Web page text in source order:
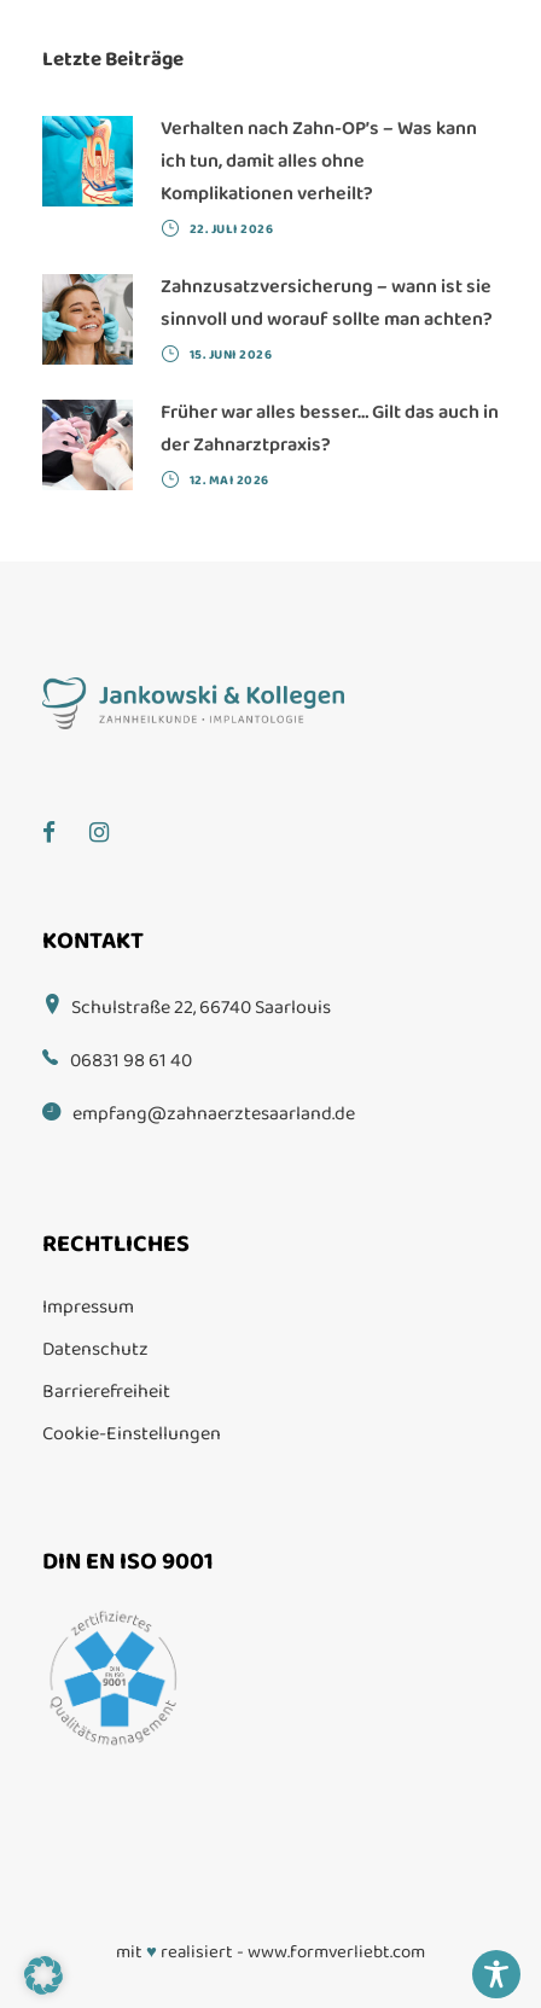
Letzte Beiträge
Verhalten nach Zahn-OP’s – Was kann
ich tun, damit alles ohne
Komplikationen verheilt?
22. JULI 2026
Zahnzusatzversicherung – wann ist sie
sinnvoll und worauf sollte man achten?
15. JUNI 2026
Früher war alles besser… Gilt das auch in
der Zahnarztpraxis?
12. MAI 2026
KONTAKT
Schulstraße 22, 66740 Saarlouis
06831 98 61 40
empfang@zahnaerztesaarland.de
RECHTLICHES
Impressum
Datenschutz
Barrierefreiheit
Cookie-Einstellungen
DIN EN ISO 9001
mit♥ realisiert -www.formverliebt.com